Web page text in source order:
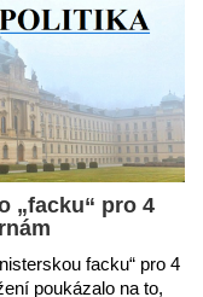
„facku“ pro 4
facku“ pro 4
poukázalo na to,